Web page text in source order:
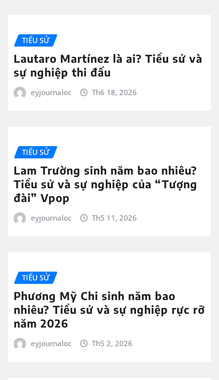
TIỂU SỬ
Lautaro Martínez là ai? Tiểu sử và
sự nghiệp thi đấu
eyjournaloc Th6 18, 2026
TIỂU SỬ
Lam Trường sinh năm bao nhiêu?
Tiểu sử và sự nghiệp của “Tượng
đài” Vpop
eyjournaloc Th5 11, 2026
TIỂU SỬ
Phương Mỹ Chi sinh năm bao
nhiêu? Tiểu sử và sự nghiệp rực rỡ
năm 2026
eyjournaloc Th5 2, 2026